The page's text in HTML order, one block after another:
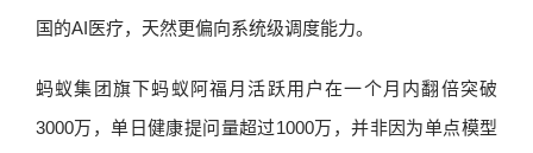
国的AI医疗，天然更偏向系统级调度能力。
蚂蚁集团旗下蚂蚁阿福月活跃用户在一个月内翻倍突破
3000万，单日健康提问量超过1000万，并非因为单点模型